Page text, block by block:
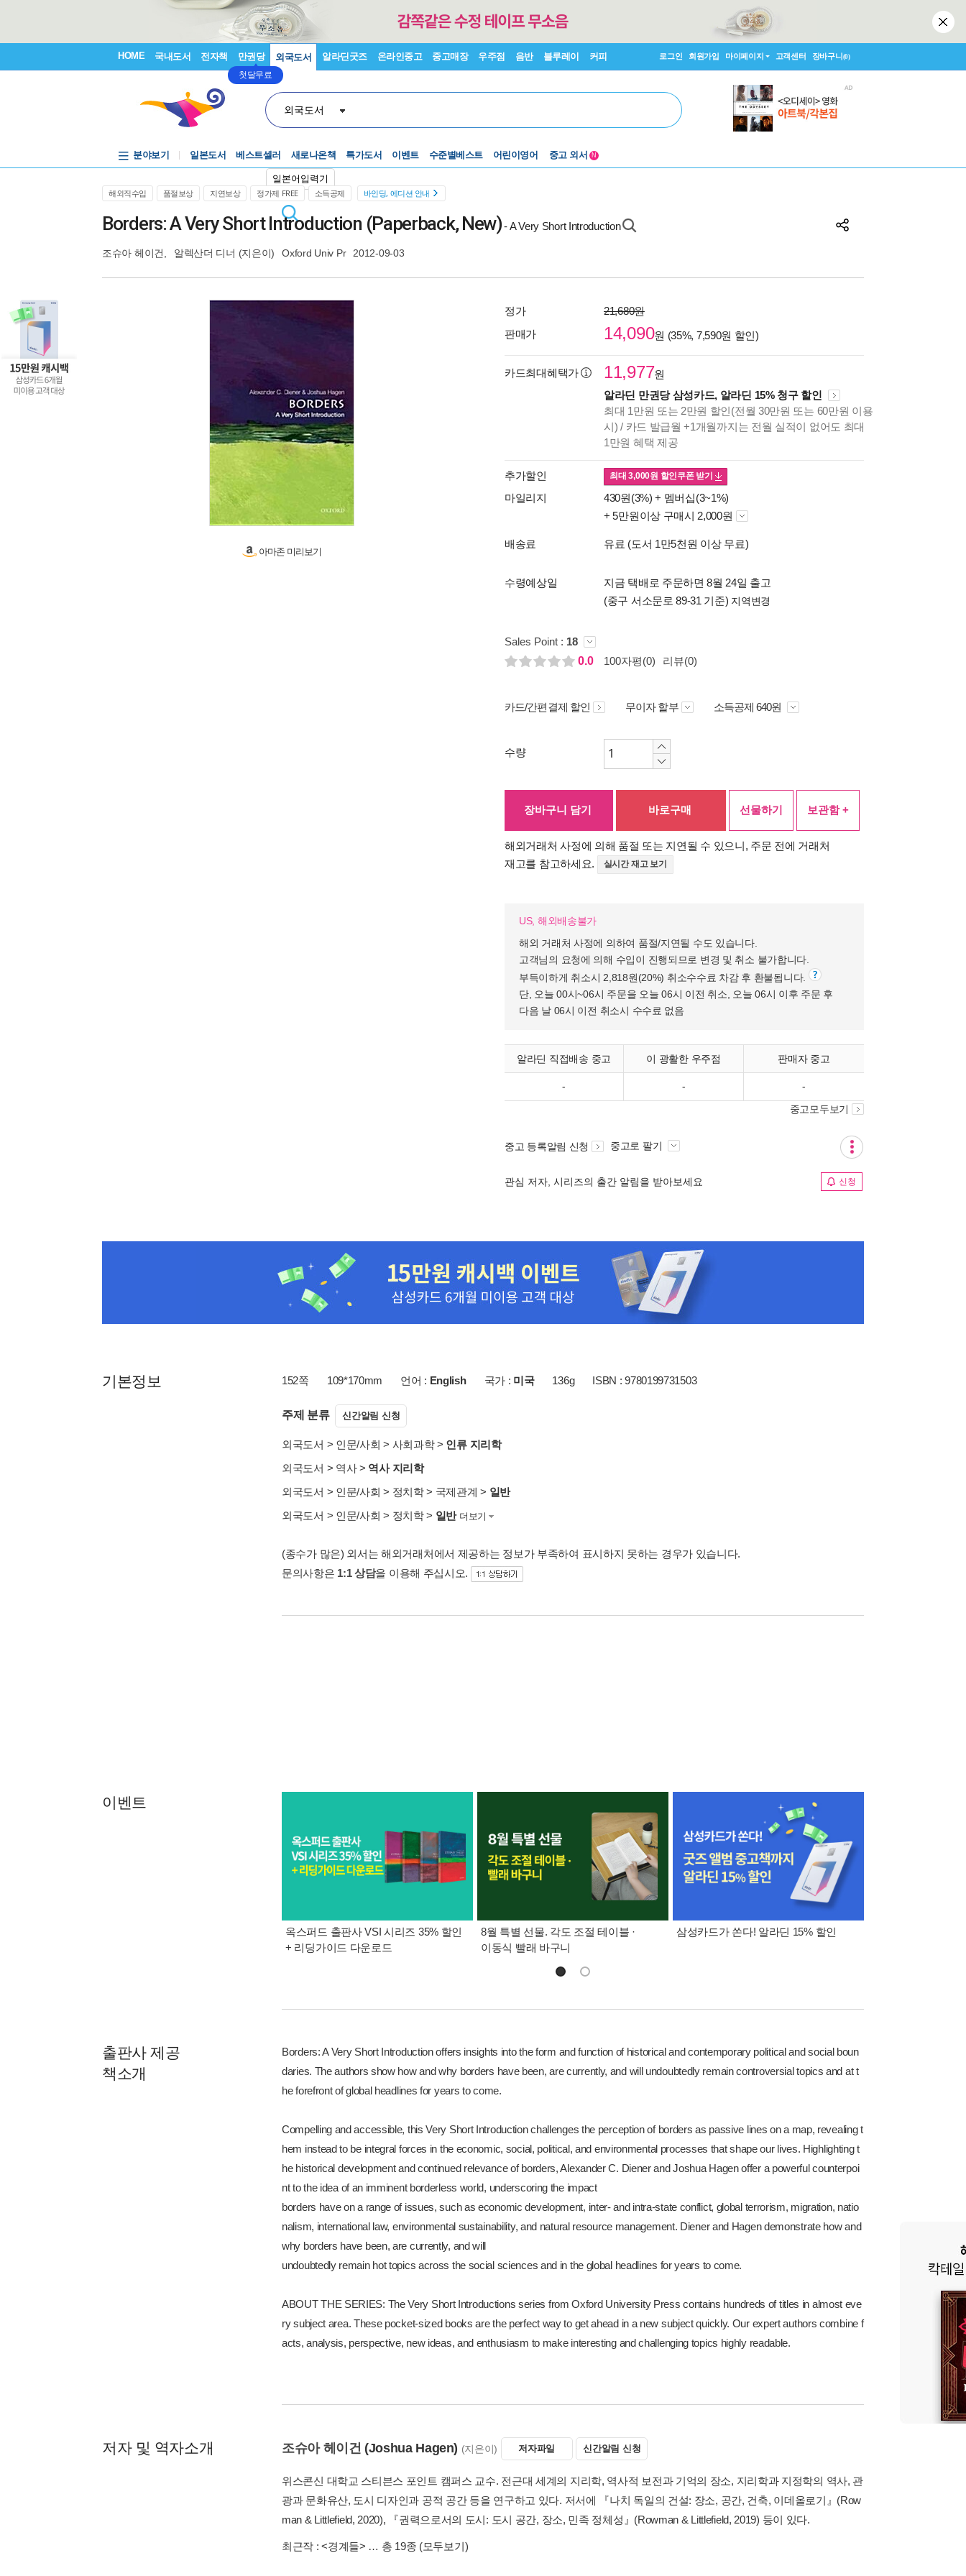
HOME 국내도서 전자책 만권당
첫달무료
외국도서 알라딘굿즈 온라인중고 중고매장 우주점 음반 블루레이 커피 로그인 회원가입 마이페이지 고객센터 장바구니(0)
외국도서
일본어입력기
분야보기 일본도서 베스트셀러 새로나온책 특가도서 이벤트
수준별베스트
수준별베스트
어린이영어
중고 외서
N
해외직수입 품절보상 지연보상 정가제 FREE 소득공제 바인딩, 에디션 안내
Borders: A Very Short Introduction (Paperback, New) - A Very Short Introduction
조슈아 헤이건 알렉산더 디너 (지은이) Oxford Univ Pr 2012-09-03
아마존 미리보기
정가
21,680원
판매가
14,090원 (35%, 7,590원 할인)
카드최대혜택가 11,977원
알라딘 만권당 삼성카드, 알라딘 15% 청구 할인
최대 1만원 또는 2만원 할인(전월 30만원 또는 60만원 이용
시) / 카드 발급월 +1개월까지는 전월 실적이 없어도 최대
1만원 혜택 제공
추가할인 최대3,000원 할인쿠폰 받기
마일리지 430원(3%) + 멤버십(3~1%)
+ 5만원이상 구매시 2,000원
배송료 유료 (도서 1만5천원 이상 무료)
수령예상일
지금 택배로 주문하면 8월 24일 출고
(중구 서소문로 89-31 기준) 지역변경
Sales Point : 18
0.0
100자평(0) 리뷰(0)
카드/간편결제 할인 무이자 할부 소득공제 640원
수량
장바구니 담기 바로구매 선물하기 보관함 +
해외거래처 사정에 의해 품절 또는 지연될 수 있으니, 주문 전에 거래처
재고를 참고하세요.
실시간 재고 보기
US, 해외배송불가
해외 거래처 사정에 의하여 품절/지연될 수도 있습니다.
고객님의 요청에 의해 수입이 진행되므로 변경 및 취소 불가합니다.
부득이하게 취소시 2,818원(20%) 취소수수료 차감 후 환불됩니다.
단, 오늘 00시~06시 주문을 오늘 06시 이전 취소, 오늘 06시 이후 주문 후
다음 날 06시 이전 취소시 수수료 없음
알라딘 직접배송 중고 이 광활한 우주점 판매자 중고
- - -
중고모두보기
중고 등록알림 신청 중고로 팔기
관심 저자, 시리즈의 출간 알림을 받아보세요 신청
기본정보 152쪽 109*170mm 언어 : English 국가 : 미국 136g ISBN : 9780199731503
주제 분류 신간알림 신청
외국도서 > 인문/사회 > 사회과학> 인류 지리학
외국도서 > 역사> 역사 지리학
외국도서 > 인문/사회 > 정치학> 국제관계 > 일반
외국도서 > 인문/사회 > 정치학> 일반 더보기
(종수가 많은) 외서는 해외거래처에서 제공하는 정보가 부족하여 표시하지 못하는 경우가 있습니다.
문의사항은 1:1 상담을 이용해 주십시오.
이벤트
옥스퍼드 출판사 VSI 시리즈 35% 할인
+ 리딩가이드 다운로드
8월 특별 선물. 각도 조절 테이블 ·
이동식 빨래 바구니
삼성카드가 쏜다! 알라딘 15% 할인
출판사 제공
책소개
Borders: A Very Short Introduction offers insights into the form and function of historical and contemporary political and social boun
daries. The authors show how and why borders have been, are currently, and will undoubtedly remain controversial topics and at t
he forefront of global headlines for years to come.
Compelling and accessible, this Very Short Introduction challenges the perception of borders as passive lines on a map, revealing t
hem instead to be integral forces in the economic, social, political, and environmental processes that shape our lives. Highlighting t
he historical development and continued relevance of borders, Alexander C. Diener and Joshua Hagen offer a powerful counterpoi
nt to the idea of an imminent borderless world, underscoring the impact
borders have on a range of issues, such as economic development, inter- and intra-state conflict, global terrorism, migration, natio
nalism, international law, environmental sustainability, and natural resource management. Diener and Hagen demonstrate how and
why borders have been, are currently, and will
undoubtedly remain hot topics across the social sciences and in the global headlines for years to come.
ABOUT THE SERIES: The Very Short Introductions series from Oxford University Press contains hundreds of titles in almost eve
ry subject area. These pocket-sized books are the perfect way to get ahead in a new subject quickly. Our expert authors combine f
acts, analysis, perspective, new ideas, and enthusiasm to make interesting and challenging topics highly readable.
저자 및 역자소개 조슈아 헤이건 (Joshua Hagen) (지은이) 저자파일 신간알림 신청
위스콘신 대학교 스티븐스 포인트 캠퍼스 교수. 전근대 세계의 지리학, 역사적 보전과 기억의 장소, 지리학과 지정학의 역사, 관
광과 문화유산, 도시 디자인과 공적 공간 등을 연구하고 있다. 저서에 『나치 독일의 건설: 장소, 공간, 건축, 이데올로기』(Row
man & Littlefield, 2020), 『권력으로서의 도시: 도시 공간, 장소, 민족 정체성』(Rowman & Littlefield, 2019) 등이 있다.
최근작 :<경계들> … 총 19종 (모두보기)